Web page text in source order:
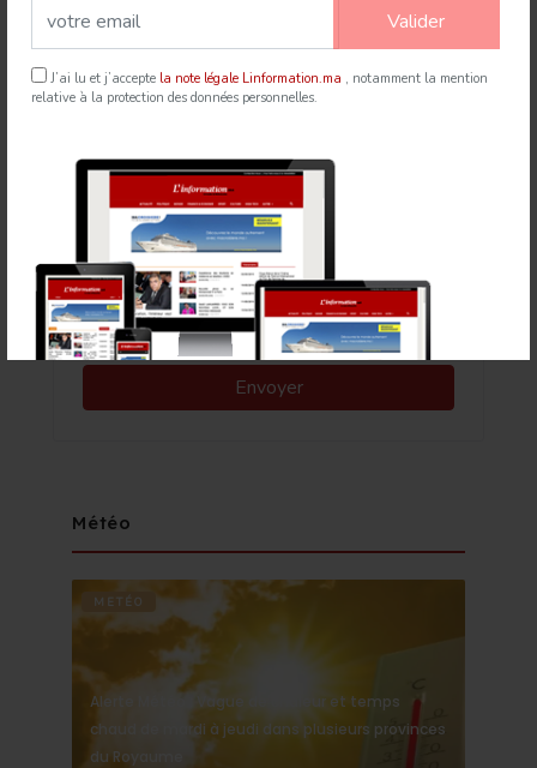
Valider
J’ai lu et j’accepte la note légale Linformation.ma , notamment la mention
relative à la protection des données personnelles.
mapexpress.ma
Newsletter
Météo
METÉO
Alerte Météo : Vague de chaleur et temps
chaud de mardi à jeudi dans plusieurs provinces
du Royaume